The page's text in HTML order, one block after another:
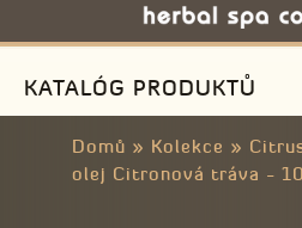
KATALÓG PRODUKTŮ
Domů » Kolekce »
olej Citronová tráva -